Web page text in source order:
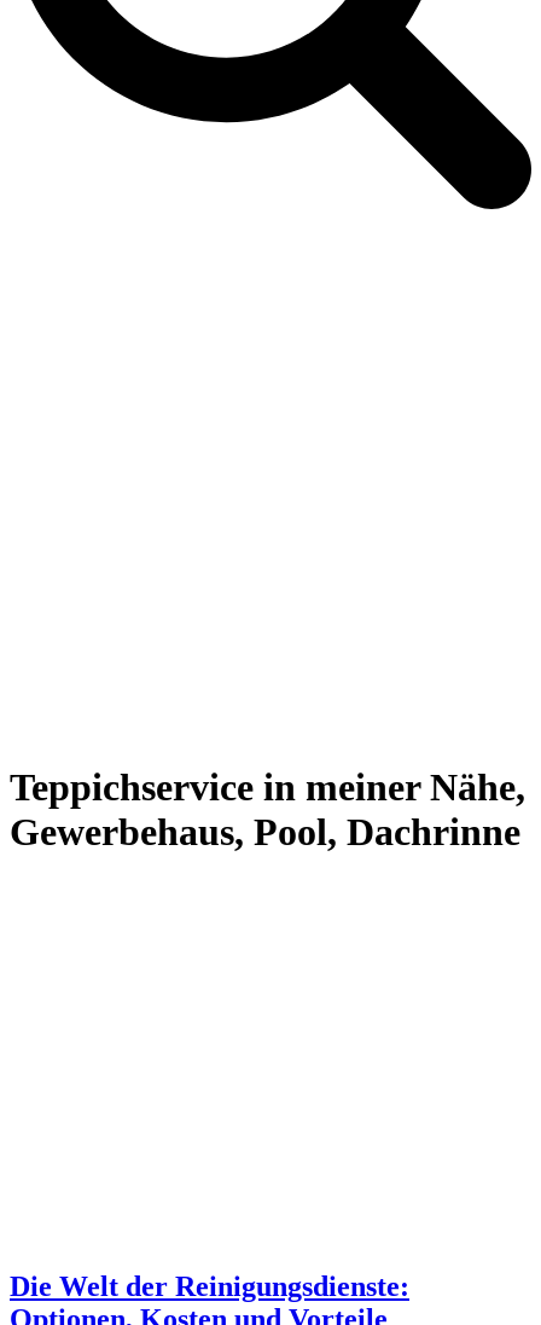
Teppichservice in meiner Nähe,
Gewerbehaus, Pool, Dachrinne
Die Welt der Reinigungsdienste:
Optionen, Kosten und Vorteile